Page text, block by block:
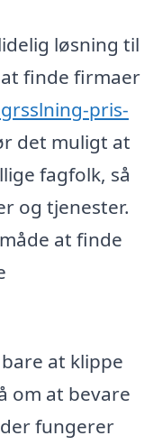
løsning til
finde firmaer
pris-
det muligt at
fagfolk, så
og tjenester.
at finde
at klippe
om at bevare
fungerer